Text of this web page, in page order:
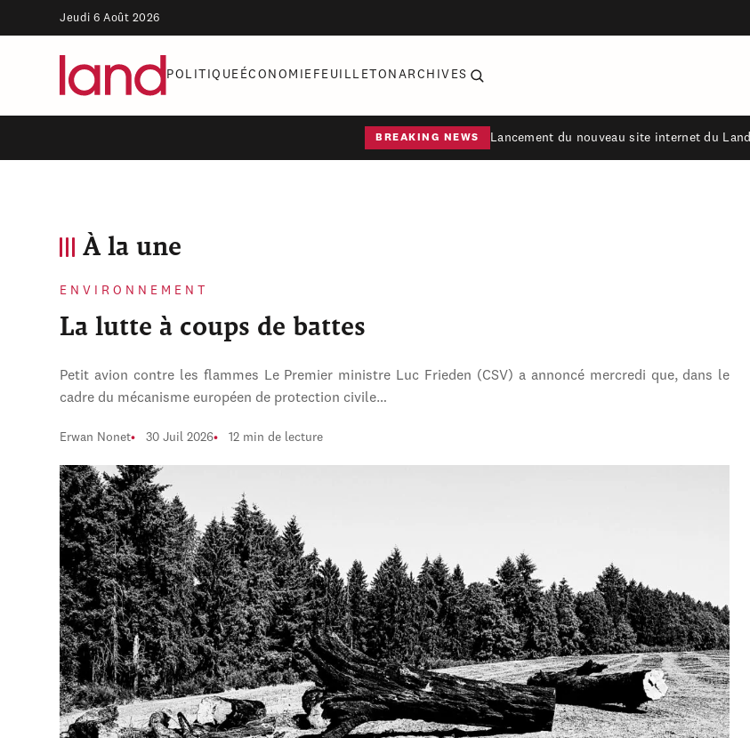
Jeudi 6 Août 2026
POLITIQUE ÉCONOMIE FEUILLETON ARCHIVES
BREAKING NEWS Lancement du nouveau site internet du Land
À la une
ENVIRONNEMENT
La lutte à coups de battes
Petit avion contre les flammes Le Premier ministre Luc Frieden (CSV) a annoncé mercredi que, dans le
cadre du mécanisme européen de protection civile…
Erwan Nonet 30 Juil 2026 12 min de lecture